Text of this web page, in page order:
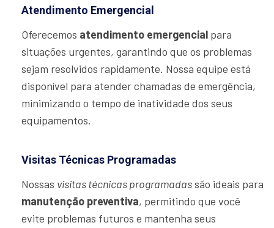
Atendimento Emergencial
Oferecemos atendimento emergencial para
situações urgentes, garantindo que os problemas
sejam resolvidos rapidamente. Nossa equipe está
disponível para atender chamadas de emergência,
minimizando o tempo de inatividade dos seus
equipamentos.
Visitas Técnicas Programadas
Nossas visitas técnicas programadassão ideais para
manutenção preventiva, permitindo que você
evite problemas futuros e mantenha seus